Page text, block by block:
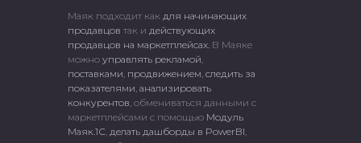
Маяк подходит как для начинающих
продавцов так и действующих
продавцов на маркетплейсах. В Маяке
можно управлять рекламой
поставками продвижением следить за
показателями анализировать
конкурентов , обмениваться данными с
маркетплейсами c помощью Модуль
Маяк.1С делать дашборды в PowerBI